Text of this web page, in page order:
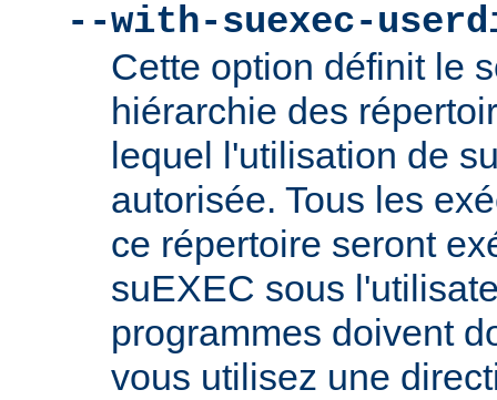
--with-suexec-
Cette option définit le
hiérarchie des
lequel l'utilisation de
autorisée. Tous les
ce répertoire seront
suEXEC sous
programmes doivent
vous utilisez une